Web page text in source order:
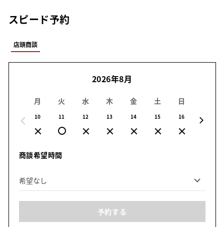
スピード予約
店頭商談
2026年8月
月
10
火
11
水
12
木
13
金
14
土
15
日
16
商談希望時間
予約する